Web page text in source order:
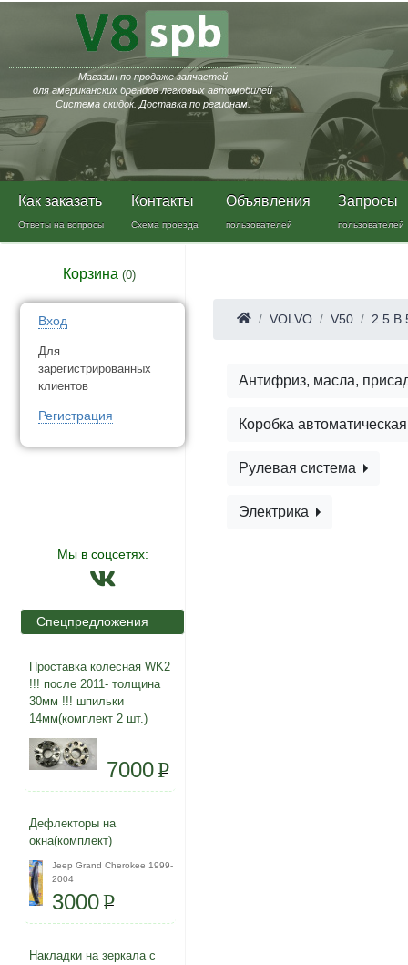
Магазин по продаже запчастей
для американских брендов легковых автомобилей
Система скидок. Доставка по регионам.
Как заказать
Ответы на вопросы
Контакты
Схема проезда
Объявления
пользователей
Запросы
пользователей
Корзина (0)
Вход
Для
зарегистрированных
клиентов
Регистрация
Мы в соцсетях:
Спецпредложения
Проставка колесная WK2
!!! после 2011- толщина
30мм !!! шпильки
14мм(комплект 2 шт.)
7000P
Дефлекторы на
окна(комплект)
Jeep Grand Cherokee 1999-
2004
3000P
Накладки на зеркала с
VOLVO V50 2.5 B
Антифриз, масла,
Коробка
Рулевая система
Электрика